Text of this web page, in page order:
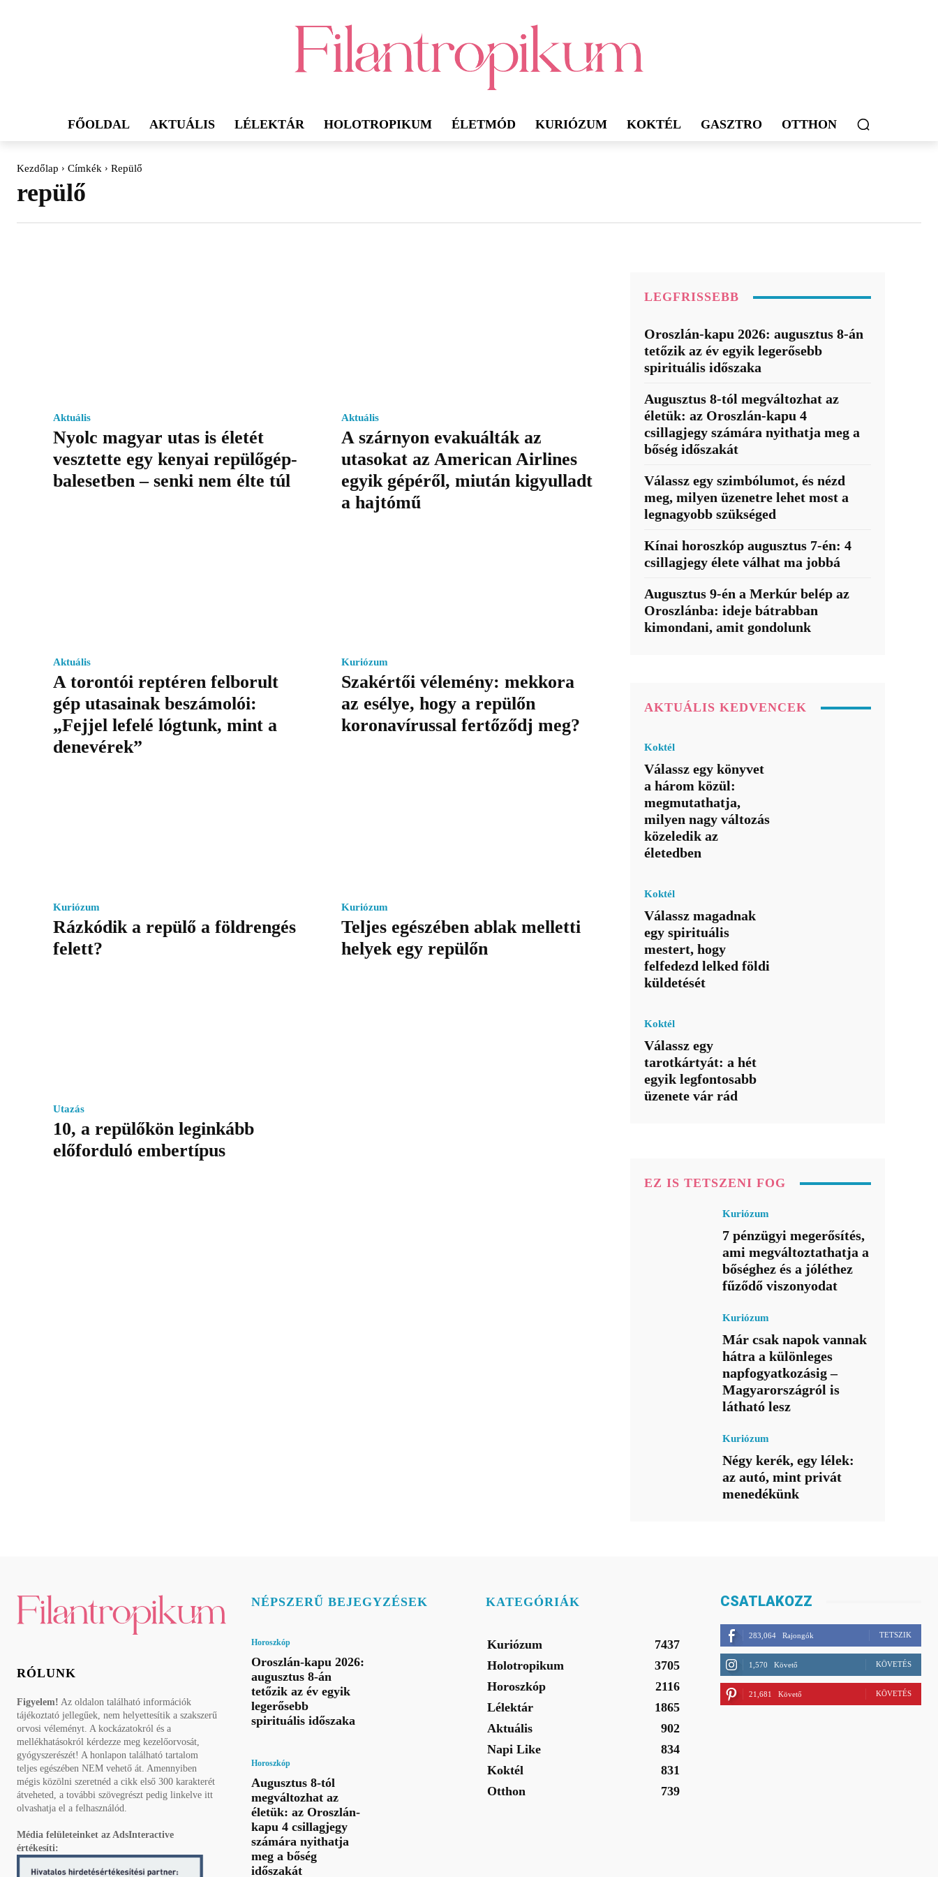
FŐOLDAL AKTUÁLIS LÉLEKTÁR HOLOTROPIKUM ÉLETMÓD KURIÓZUM KOKTÉL GASZTRO OTTHON
Kezdőlap Címkék Repülő
repülő
Aktuális
Nyolc magyar utas is életét
vesztette egy kenyai repülőgép-
balesetben – senki nem élte túl
Aktuális
A szárnyon evakuálták az
utasokat az American Airlines
egyik gépéről, miután kigyulladt
a hajtómű
Aktuális
A torontói reptéren felborult
gép utasainak beszámolói:
„Fejjel lefelé lógtunk, mint a
denevérek”
Kuriózum
Szakértői vélemény: mekkora
az esélye, hogy a repülőn
koronavírussal fertőződj meg?
Kuriózum
Rázkódik a repülő a földrengés
felett?
Kuriózum
Teljes egészében ablak melletti
helyek egy repülőn
Utazás
10, a repülőkön leginkább
előforduló embertípus
LEGFRISSEBB
Oroszlán-kapu 2026: augusztus 8-án
tetőzik az év egyik legerősebb
spirituális időszaka
Augusztus 8-tól megváltozhat az
életük: az Oroszlán-kapu 4
csillagjegy számára nyithatja meg a
bőség időszakát
Válassz egy szimbólumot, és nézd
meg, milyen üzenetre lehet most a
legnagyobb szükséged
Kínai horoszkóp augusztus 7-én: 4
csillagjegy élete válhat ma jobbá
Augusztus 9-én a Merkúr belép az
Oroszlánba: ideje bátrabban
kimondani, amit gondolunk
AKTUÁLIS KEDVENCEK
Koktél
Válassz egy könyvet
a három közül:
megmutathatja,
milyen nagy változás
közeledik az
életedben
Koktél
Válassz magadnak
egy spirituális
mestert, hogy
felfedezd lelked földi
küldetését
Koktél
Válassz egy
tarotkártyát: a hét
egyik legfontosabb
üzenete vár rád
EZ IS TETSZENI FOG
Kuriózum
7 pénzügyi megerősítés,
ami megváltoztathatja a
bőséghez és a jóléthez
fűződő viszonyodat
Kuriózum
Már csak napok vannak
hátra a különleges
napfogyatkozásig –
Magyarországról is
látható lesz
Kuriózum
Négy kerék, egy lélek:
az autó, mint privát
menedékünk
RÓLUNK
Figyelem! Az oldalon található információk
tájékoztató jellegűek, nem helyettesítik a szakszerű
orvosi véleményt. A kockázatokról és a
mellékhatásokról kérdezze meg kezelőorvosát,
gyógyszerészét! A honlapon található tartalom
teljes egészében NEM vehető át. Amennyiben
mégis közölni szeretnéd a cikk első 300 karakterét
átveheted, a további szövegrészt pedig linkelve itt
olvashatja el a felhasználód.
Média felületeinket az AdsInteractive
értékesíti:
NÉPSZERŰ BEJEGYZÉSEK
Horoszkóp
Oroszlán-kapu 2026:
augusztus 8-án
tetőzik az év egyik
legerősebb
spirituális időszaka
Horoszkóp
Augusztus 8-tól
megváltozhat az
életük: az Oroszlán-
kapu 4 csillagjegy
számára nyithatja
meg a bőség
időszakát
KATEGÓRIÁK
Kuriózum
7437
Holotropikum
3705
Horoszkóp
2116
Lélektár
1865
Aktuális
902
Napi Like
834
Koktél
831
Otthon
739
CSATLAKOZZ
283,064 Rajongók TETSZIK
1,570 Követő KÖVETÉS
21,681 Követő KÖVETÉS